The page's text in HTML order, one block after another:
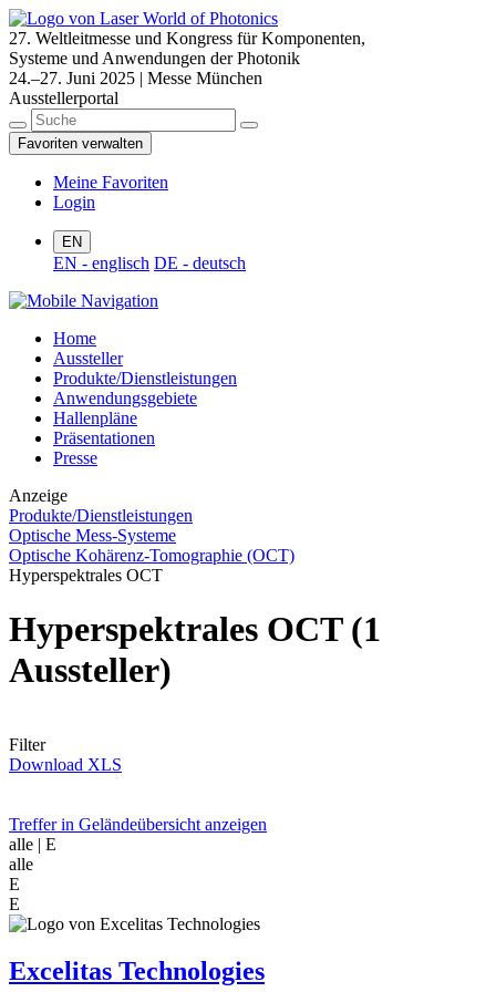
27. Weltleitmesse und Kongress für Komponenten,
Systeme und Anwendungen der Photonik
24.–27. Juni 2025 | Messe München
Ausstellerportal
Favoriten verwalten
Meine Favoriten
Login
EN
EN - englisch DE - deutsch
Home
Aussteller
Produkte/Dienstleistungen
Anwendungsgebiete
Hallenpläne
Präsentationen
Presse
Anzeige
Produkte/Dienstleistungen
Optische Mess-Systeme
Optische Kohärenz-Tomographie (OCT)
Hyperspektrales OCT
Hyperspektrales OCT (1
Aussteller)
Filter
Download XLS
Treffer in Geländeübersicht anzeigen
alle | E
alle
E
E
Excelitas Technologies